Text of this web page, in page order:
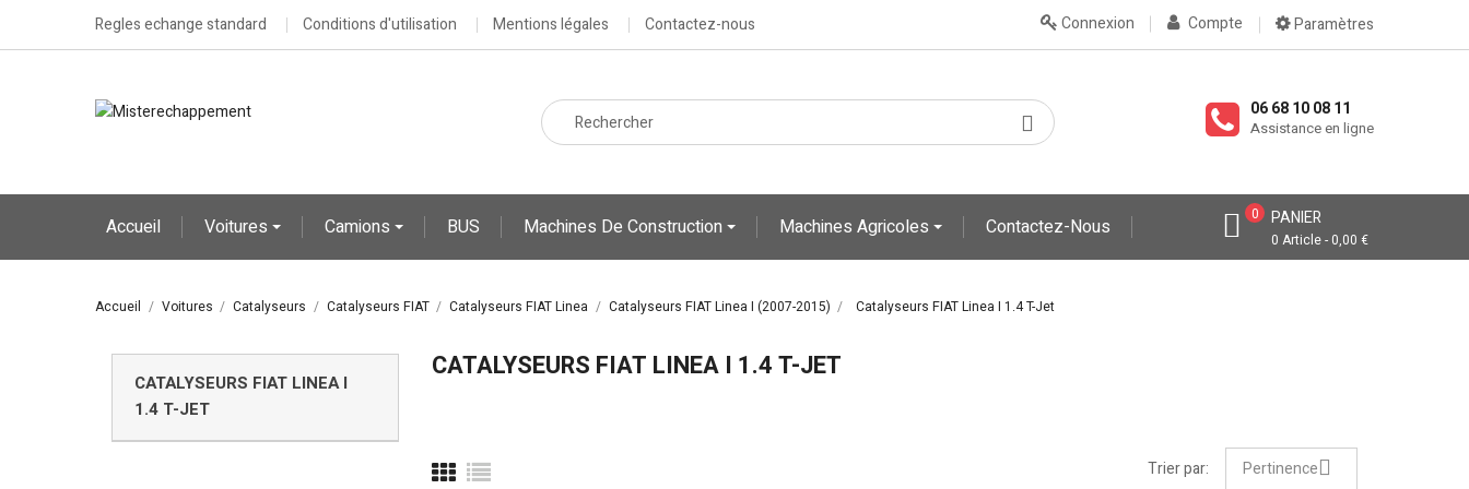
Regles echange standard Conditions d'utilisation Mentions légales Contactez-nous Paramètres
Compte
Connexion
06 68 10 08 11
Assistance en ligne
PANIER
0 Article - 0,00 €
0
Accueil Voitures Camions BUS Machines De Construction Machines Agricoles Contactez-Nous
Accueil Voitures Catalyseurs Catalyseurs FIAT Catalyseurs FIAT Linea Catalyseurs FIAT Linea I (2007-2015) Catalyseurs FIAT Linea I 1.4 T-Jet
CATALYSEURS FIAT LINEA I
1.4 T-JET
CATALYSEURS FIAT LINEA I 1.4 T-JET
Trier par: Pertinence